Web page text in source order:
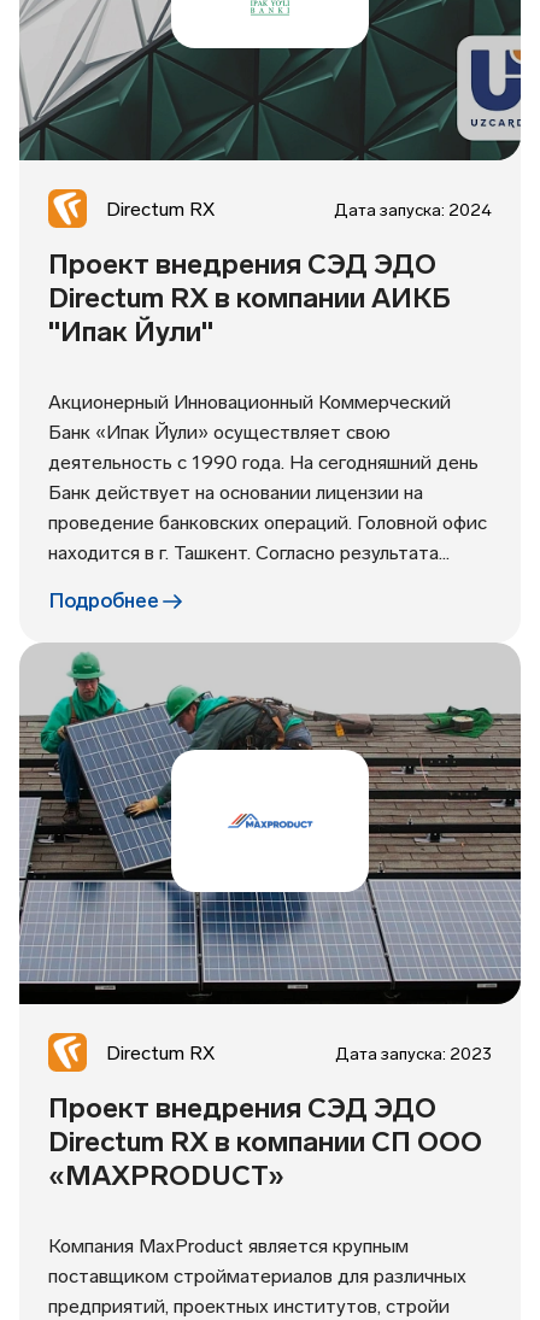
Directum RX Дата запуска: 2024
Проект внедрения СЭД ЭДО
Directum RX в компании АИКБ
"Ипак Йули"
Акционерный Инновационный Коммерческий
Банк «Ипак Йули» осуществляет свою
деятельность с 1990 года. На сегодняшний день
Банк действует на основании лицензии на
проведение банковских операций. Головной офис
находится в г. Ташкент. Согласно результата...
Подробнее
Directum RX Дата запуска: 2023
Проект внедрения СЭД ЭДО
Directum RX в компании СП ООО
«MAXPRODUCT»
Компания MaxProduct является крупным
поставщиком стройматериалов для различных
предприятий, проектных институтов, стройи